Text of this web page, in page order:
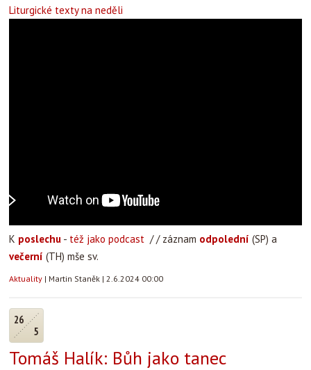
Liturgické texty na neděli
K poslechu - též jako podcast / / záznam odpolední (SP) a
večerní (TH) mše sv.
Aktuality | Martin Staněk | 2.6.2024 00:00
26
5
Tomáš Halík: Bůh jako tanec